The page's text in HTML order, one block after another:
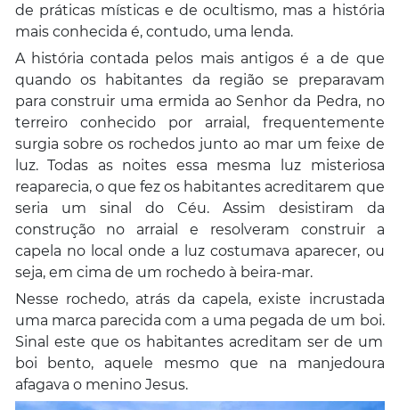
de práticas místicas e de ocultismo, mas a história
mais conhecida é, contudo, uma lenda.
A história contada pelos mais antigos é a de que
quando os habitantes da região se preparavam
para construir uma ermida ao Senhor da Pedra, no
terreiro conhecido por arraial, frequentemente
surgia sobre os rochedos junto ao mar um feixe de
luz. Todas as noites essa mesma luz misteriosa
reaparecia, o que fez os habitantes acreditarem que
seria um sinal do Céu.Assim desistiram da
construção no arraial e resolveram construir a
capela no local onde a luz costumava aparecer, ou
seja, em cima de um rochedo à beira-mar.
Nesse rochedo, atrás da capela, existe incrustada
uma marca parecida com a uma pegada de um boi.
Sinal este que os habitantes acreditam ser de um
boi bento, aquele mesmo que na manjedoura
afagava o menino Jesus.